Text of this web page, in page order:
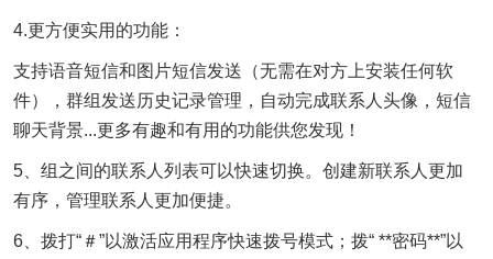
4.更方便实用的功能：
支持语音短信和图片短信发送（无需在对方上安装任何软
件），群组发送历史记录管理，自动完成联系人头像，短信
聊天背景...更多有趣和有用的功能供您发现！
5、组之间的联系人列表可以快速切换。创建新联系人更加
有序，管理联系人更加便捷。
6、拨打“＃”以激活应用程序快速拨号模式；拨“ **密码**”以